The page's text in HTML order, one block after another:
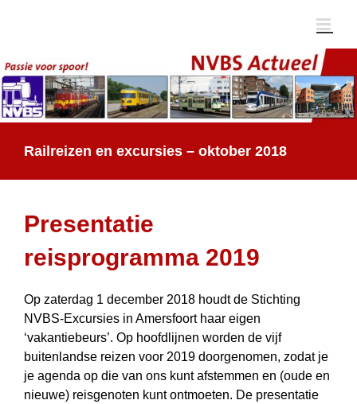
Railreizen en excursies – oktober 2018
Presentatie
reisprogramma 2019
Op zaterdag 1 december 2018 houdt de Stichting
NVBS-Excursies in Amersfoort haar eigen
‘vakantiebeurs’. Op hoofdlijnen worden de vijf
buitenlandse reizen voor 2019 doorgenomen, zodat je
je agenda op die van ons kunt afstemmen en (oude en
nieuwe) reisgenoten kunt ontmoeten. De presentatie